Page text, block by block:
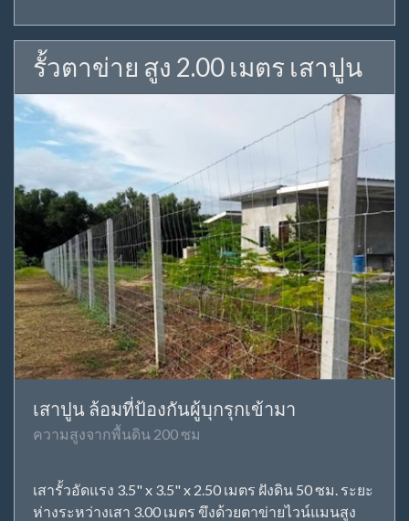
รั้วตาข่าย สูง 2.00 เมตร เสาปูน
เสาปูน ล้อมที่ป้องกันผู้บุกรุกเข้ามา
ความสูงจากพื้นดิน 200 ซม
เสารั้วอัดแรง 3.5" x 3.5" x 2.50 เมตร ฝังดิน 50 ซม. ระยะ
ห่างระหว่างเสา 3.00 เมตร ขึงด้วยตาข่ายไวน์แมนสูง